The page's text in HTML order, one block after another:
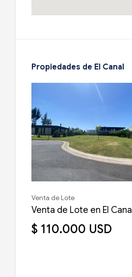
Propiedades de El Canal
Venta de Lote
Venta de Lote en El Canal
$ 110.000 USD